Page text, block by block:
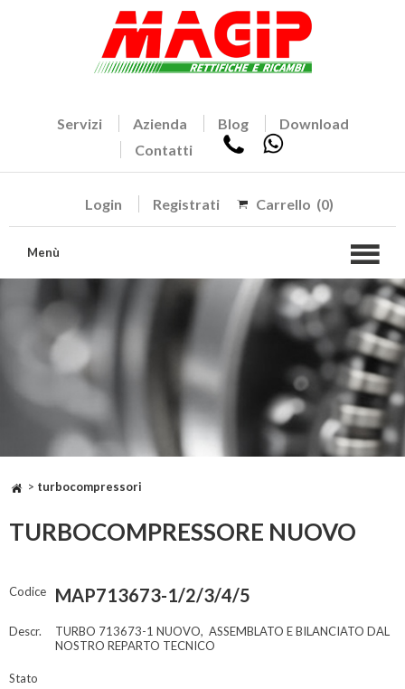
Servizi Azienda Blog
Download
Contatti
Login Registrati Carrello (0)
Menù
> turbocompressori
TURBOCOMPRESSORE NUOVO
Codice MAP713673-1/2/3/4/5
Descr.
TURBO 713673-1 NUOVO, ASSEMBLATO E BILANCIATO DAL
NOSTRO REPARTO TECNICO
Stato